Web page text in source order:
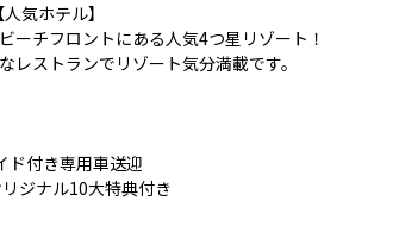
気ホテル】
ーチフロントにある人気4つ星リゾート！
ストランでリゾート気分満載です。
ド付き専用車送迎
ジナル10大特典付き